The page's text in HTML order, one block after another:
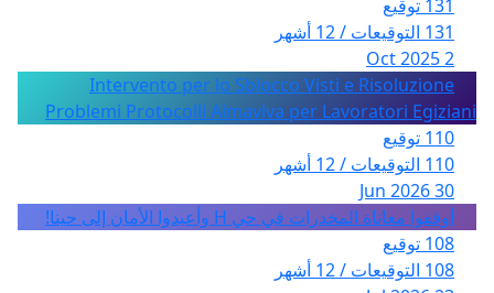
131 توقيع
131 التوقيعات / 12 أشهر
2 Oct 2025
Intervento per lo Sblocco Visti e Risoluzione
Problemi Protocolli Almaviva per Lavoratori Egiziani
110 توقيع
110 التوقيعات / 12 أشهر
30 Jun 2026
أوقفوا معاناة المخدرات في حي H وأعيدوا الأمان إلى حينا!
108 توقيع
108 التوقيعات / 12 أشهر